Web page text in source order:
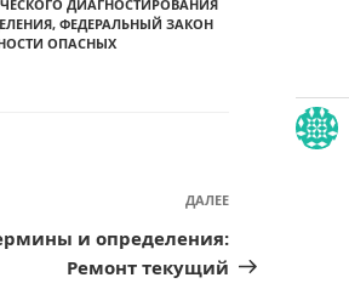
ДИАГНОСТИРОВАНИЯ
, ФЕДЕРАЛЬНЫЙ ЗАКОН
ОПАСНЫХ
Следующая
запись
ДАЛЕЕ
и определения:
Ремонт текущий